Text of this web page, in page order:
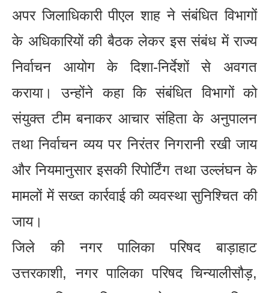
अपर जिलाधिकारी पीएल शाह ने संबंधित विभागों
के अधिकारियों की बैठक लेकर इस संबंध में राज्य
निर्वाचन आयोग के दिशा-निर्देशों से अवगत
कराया। उन्होंने कहा कि संबंधित विभागों को
संयुक्त टीम बनाकर आचार संहिता के अनुपालन
तथा निर्वाचन व्यय पर निरंतर निगरानी रखी जाय
और नियमानुसार इसकी रिपोर्टिंग तथा उल्लंघन के
मामलों में सख्त कार्रवाई की व्यवस्था सुनिश्चित की
जाय।
जिले की नगर पालिका परिषद बाड़ाहाट
उत्तरकाशी, नगर पालिका परिषद चिन्यालीसौड़,